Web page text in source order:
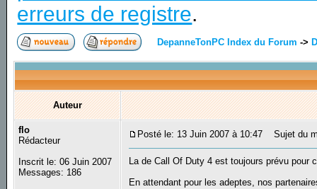
erreurs de registre.
DepanneTonPC Index du Forum ->
Auteur
flo
Rédacteur
Inscrit le: 06 Juin 2007
Messages: 186
Posté le: 13 Juin 2007 à 10:47 Sujet du
La de Call Of Duty 4 est toujours prévu
En attendant pour les adeptes, nos